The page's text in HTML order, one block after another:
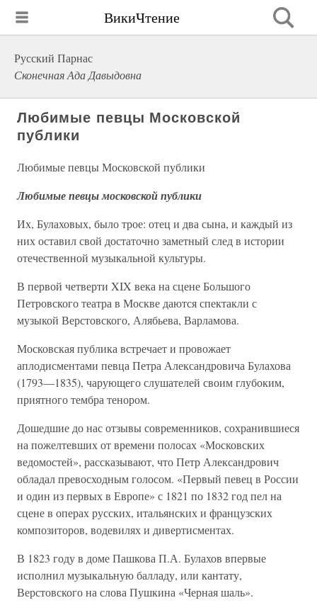
ВикиЧтение
Русский Парнас
Сконечная Ада Давыдовна
Любимые певцы Московской
публики
Любимые певцы Московской публики
Любимые певцы московской публики
Их, Булаховых, было трое: отец и два сына, и каждый из
них оставил свой достаточно заметный след в истории
отечественной музыкальной культуры.
В первой четверти XIX века на сцене Большого
Петровского театра в Москве даются спектакли с
музыкой Верстовского, Алябьева, Варламова.
Московская публика встречает и провожает
аплодисментами певца Петра Александровича Булахова
(1793—1835), чарующего слушателей своим глубоким,
приятного тембра тенором.
Дошедшие до нас отзывы современников, сохранившиеся
на пожелтевших от времени полосах «Московских
ведомостей», рассказывают, что Петр Александрович
обладал превосходным голосом. «Первый певец в России
и один из первых в Европе» с 1821 по 1832 год пел на
сцене в операх русских, итальянских и французских
композиторов, водевилях и дивертисментах.
В 1823 году в доме Пашкова П.А. Булахов впервые
исполнил музыкальную балладу, или кантату,
Верстовского на слова Пушкина «Черная шаль».